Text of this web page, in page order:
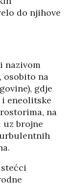
do njihove
nazivom
osobito na
gdje
eneolitske
na
uz brojne